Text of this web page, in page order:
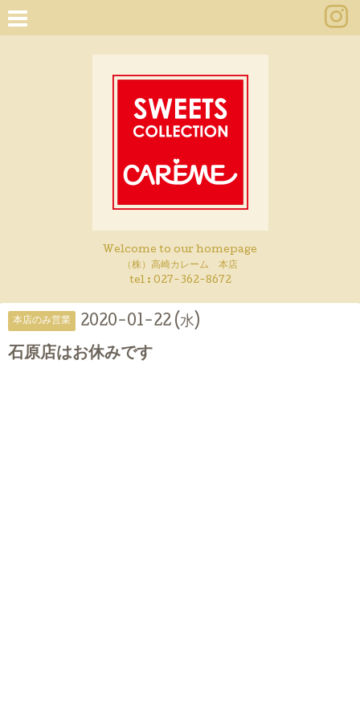
Welcome to our homepage
（株）高崎カレーム 本店
tel : 027-362-8672
本店のみ営業 2020-01-22 (水)
石原店はお休みです